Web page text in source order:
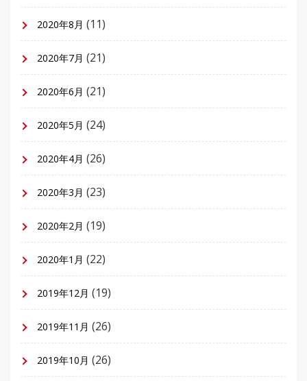
2020年8月 (11)
2020年7月 (21)
2020年6月 (21)
2020年5月 (24)
2020年4月 (26)
2020年3月 (23)
2020年2月 (19)
2020年1月 (22)
2019年12月 (19)
2019年11月 (26)
2019年10月 (26)